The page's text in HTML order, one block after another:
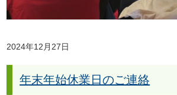
2024年12月27日
年末年始休業日のご連絡